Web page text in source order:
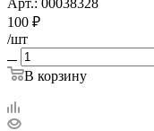
100 ₽
/шт
В корзину